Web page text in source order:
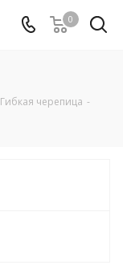
0
Гибкая черепица -